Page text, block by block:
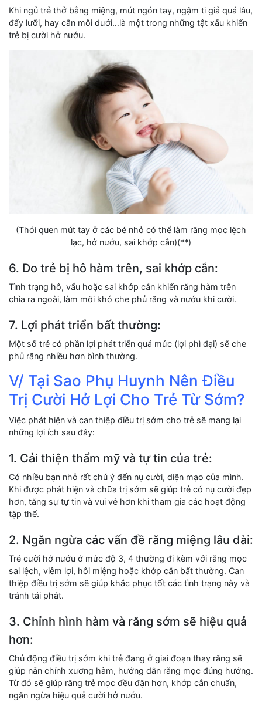
Khi ngủ trẻ thở bằng miệng, mút ngón tay, ngậm ti giả quá lâu,
đẩy lưỡi, hay cắn môi dưới…là một trong những tật xấu khiến
trẻ bị cười hở nướu.
(Thói quen mút tay ở các bé nhỏ có thể làm răng mọc lệch
lạc, hở nướu, sai khớp cắn)(**)
6. Do trẻ bị hô hàm trên, sai khớp cắn:
Tình trạng hô, vẩu hoặc sai khớp cắn khiến răng hàm trên
chìa ra ngoài, làm môi khó che phủ răng và nướu khi cười.
7. Lợi phát triển bất thường:
Một số trẻ có phần lợi phát triển quá mức (lợi phì đại) sẽ che
phủ răng nhiều hơn bình thường.
V/ Tại Sao Phụ Huynh Nên Điều
Trị Cười Hở Lợi Cho Trẻ Từ Sớm?
Việc phát hiện và can thiệp điều trị sớm cho trẻ sẽ mang lại
những lợi ích sau đây:
1. Cải thiện thẩm mỹ và tự tin của trẻ:
Có nhiều bạn nhỏ rất chú ý đến nụ cười, diện mạo của mình.
Khi được phát hiện và chữa trị sớm sẽ giúp trẻ có nụ cười đẹp
hơn, tăng sự tự tin và vui vẻ hơn khi tham gia các hoạt động
tập thể.
2. Ngăn ngừa các vấn đề răng miệng lâu dài:
Trẻ cười hở nướu ở mức độ 3, 4 thường đi kèm với răng mọc
sai lệch, viêm lợi, hôi miệng hoặc khớp cắn bất thường. Can
thiệp điều trị sớm sẽ giúp khắc phục tốt các tình trạng này và
tránh tái phát.
3. Chỉnh hình hàm và răng sớm sẽ hiệu quả
hơn:
Chủ động điều trị sớm khi trẻ đang ở giai đoạn thay răng sẽ
giúp nắn chỉnh xương hàm, hướng dẫn răng mọc đúng hướng.
Từ đó sẽ giúp răng trẻ mọc đều đặn hơn, khớp cắn chuẩn,
ngăn ngừa hiệu quả cười hở nướu.